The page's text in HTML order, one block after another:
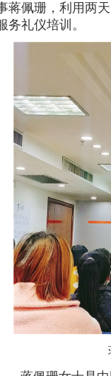
蒋佩珊，利用两
务礼仪培训 。